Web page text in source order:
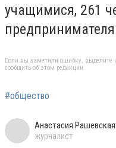
учащимися, 261
Если вы заметили ошибку, выделите
сообщить об этом редакции
#общество
Анастасия Рашевская
журналист